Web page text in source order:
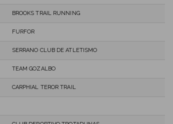
BROOKS TRAIL RUNNING
FURFOR
SERRANO CLUB DE ATLETISMO
TEAM GOZALBO
CARPHIAL TEROR TRAIL